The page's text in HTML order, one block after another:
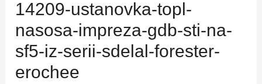
14209-ustanovka-topl-
nasosa-impreza-gdb-sti-na-
sf5-iz-serii-sdelal-forester-
erochee